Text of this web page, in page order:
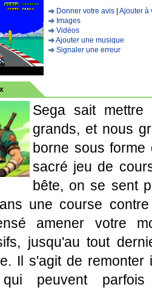
Donner votre avis Ajouter à
Images
Vidéos
Ajouter une musique
Signaler une erreur
Sega sait
grands, et nous
borne sous forme
sacré jeu de
bête, on se sent
une course
amener votre
jusqu'au tout
Il s'agit de remonter
peuvent